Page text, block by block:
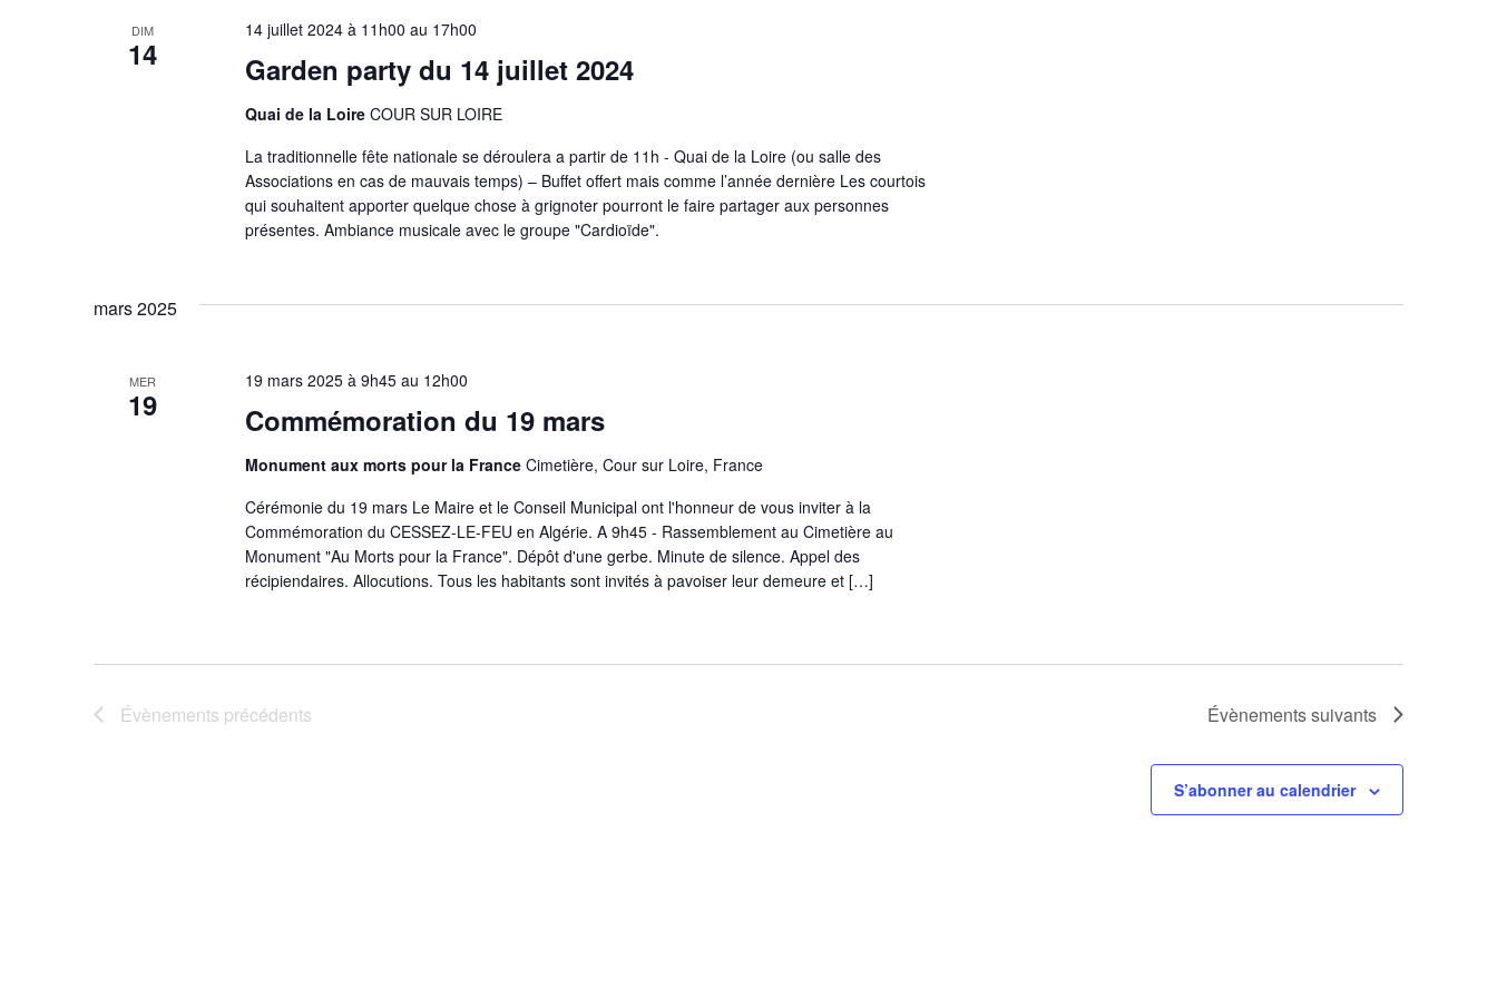
DIM
14 Garden party du 14 juillet 2024
14 juillet 2024 à 11h00 au 17h00
Quai de la Loire COUR SUR LOIRE
La traditionnelle fête nationale se déroulera a partir de 11h - Quai de la Loire (ou salle des
Associations en cas de mauvais temps) – Buffet offert mais comme l’année dernière Les courtois
qui souhaitent apporter quelque chose à grignoter pourront le faire partager aux personnes
présentes. Ambiance musicale avec le groupe "Cardioïde".
mars 2025
MER
19 Commémoration du 19 mars
19 mars 2025 à 9h45au 12h00
Monument aux morts pour la France Cimetière, Cour sur Loire, France
Cérémonie du 19 mars Le Maire et le Conseil Municipal ont l'honneur de vous inviter à la
Commémoration du CESSEZ-LE-FEU en Algérie. A 9h45 - Rassemblement au Cimetière au
Monument "Au Morts pour la France". Dépôt d'une gerbe. Minute de silence. Appel des
récipiendaires. Allocutions. Tous les habitants sont invités à pavoiser leur demeure et […]
Évènements précédents Évènementssuivants
S’abonner au calendrier